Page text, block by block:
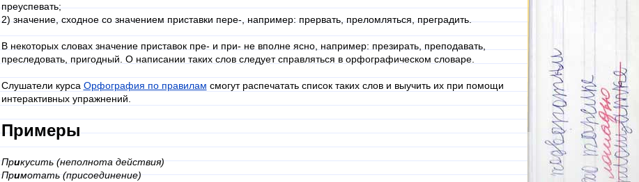
преуспевать;
2) значение, сходное со значением приставки пере-, например: прервать, преломляться, преградить.
В некоторых словах значение приставок пре- и при- не вполне ясно, например: презирать, преподавать,
преследовать, пригодный. О написании таких слов следует справляться в орфографическом словаре.
Слушатели курса Орфография по правилам смогут распечатать список таких слов и выучить их при помощи
интерактивных упражнений.
Примеры
Прикусить (неполнота действия)
Примотать (присоединение)